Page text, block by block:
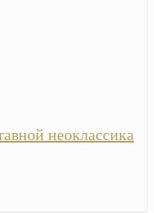
неоклассика